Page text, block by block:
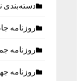
دسته‌بندی
روزنامه
روزنامه
روزنامه